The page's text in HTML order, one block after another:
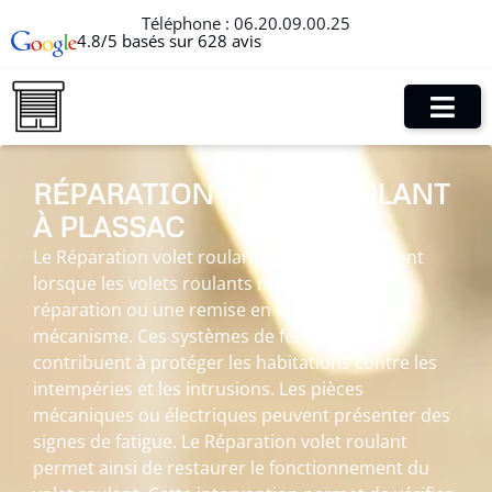
Téléphone : 06.20.09.00.25
4.8/5 basés sur 628 avis
RÉPARATION VOLET ROULANT
À PLASSAC
Le Réparation volet roulant à Plassac intervient
lorsque les volets roulants nécessitent une
réparation ou une remise en état de leur
mécanisme. Ces systèmes de fermeture
contribuent à protéger les habitations contre les
intempéries et les intrusions. Les pièces
mécaniques ou électriques peuvent présenter des
signes de fatigue. Le Réparation volet roulant
permet ainsi de restaurer le fonctionnement du